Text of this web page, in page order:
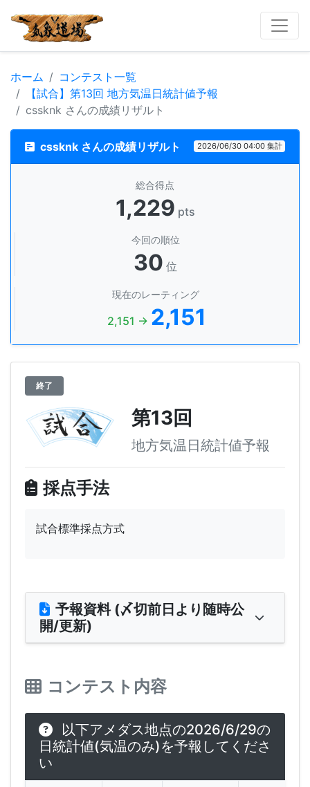
ホーム
コンテスト一覧
【試合】第13回 地方気温日統計値予報
cssknk さんの成績リザルト
cssknk さんの成績リザルト 2026/06/30 04:00 集計
総合得点
1,229 pts
今回の順位
30 位
現在のレーティング
2,151 → 2,151
終了
第13回
地方気温日統計値予報
採点手法
試合標準採点方式
予報資料 (〆切前日より随時公
開/更新)
コンテスト内容
以下アメダス地点の2026/6/29の
日統計値(気温のみ)を予報してくださ
い